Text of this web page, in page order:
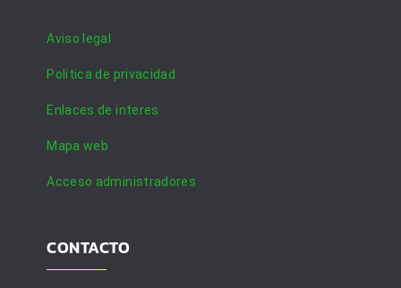
Aviso legal
Politica de privacidad
Enlaces de interes
Mapa web
Acceso administradores
CONTACTO